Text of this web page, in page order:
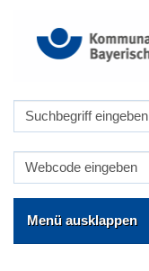
Menü ausklappen